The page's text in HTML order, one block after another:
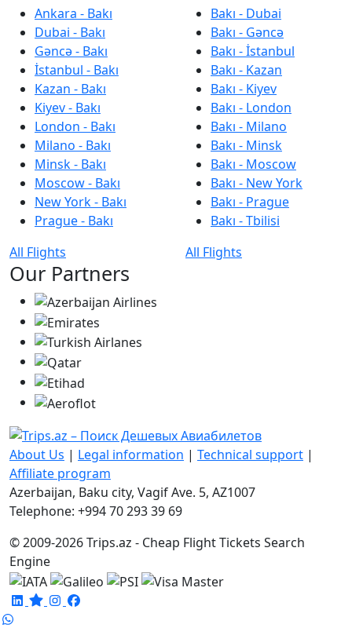
Ankara - Bakı
Dubai - Bakı
Gəncə - Bakı
İstanbul - Bakı
Kazan - Bakı
Kiyev - Bakı
London - Bakı
Milano - Bakı
Minsk - Bakı
Moscow - Bakı
New York - Bakı
Prague - Bakı
All Flights
Bakı - Dubai
Bakı - Gəncə
Bakı - İstanbul
Bakı - Kazan
Bakı - Kiyev
Bakı - London
Bakı - Milano
Bakı - Minsk
Bakı - Moscow
Bakı - New York
Bakı - Prague
Bakı - Tbilisi
All Flights
Our Partners
About Us | Legal information | Technical support |
Affiliate program
Azerbaijan, Baku city, Vagif Ave. 5, AZ1007
Telephone: +994 70 293 39 69
© 2009-2026 Trips.az - Cheap Flight Tickets Search
Engine